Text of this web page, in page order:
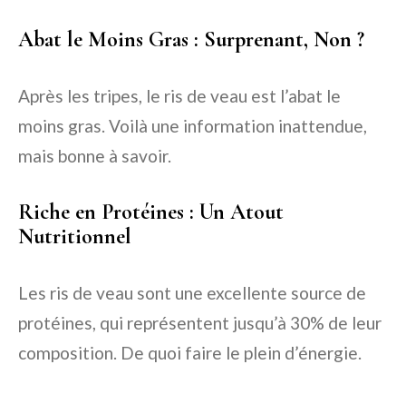
Abat le Moins Gras : Surprenant, Non ?
Après les tripes, le ris de veau est l’abat le
moins gras. Voilà une information inattendue,
mais bonne à savoir.
Riche en Protéines : Un Atout
Nutritionnel
Les ris de veau sont une excellente source de
protéines, qui représentent jusqu’à 30% de leur
composition. De quoi faire le plein d’énergie.